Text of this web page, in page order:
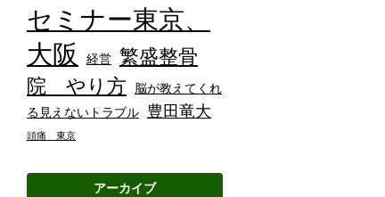
セミナー東京、
大阪
経営 繁盛整骨
院 やり方
脳が教えてくれ
る見えないトラブル
豊田竜大
頭痛 東京
アーカイブ